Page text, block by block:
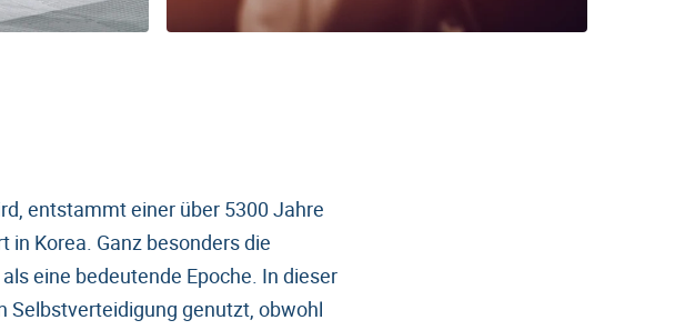
entstammt einer über 5300 Jahre
in Korea. Ganz besonders die
eine bedeutende Epoche. In dieser
Selbstverteidigung genutzt, obwohl